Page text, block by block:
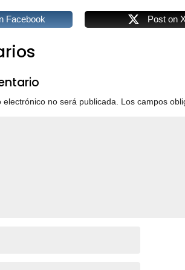
Facebook Post on
no será publicada. Los campos